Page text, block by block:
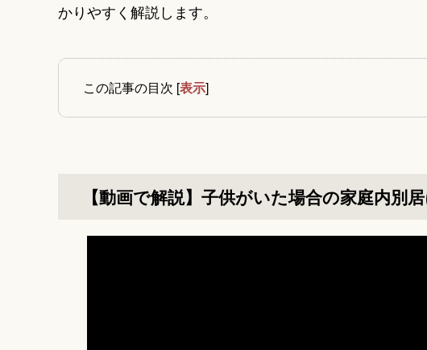
かりやすく解説します。
この記事の目次 [表示]
【動画で解説】子供がいた場合の家庭内別